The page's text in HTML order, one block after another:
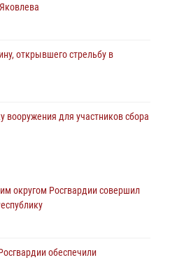
открывшего стрельбу в
вооружения для участников сбора
на территорию области
пистолетом
округом Росгвардии совершил
обеспечили